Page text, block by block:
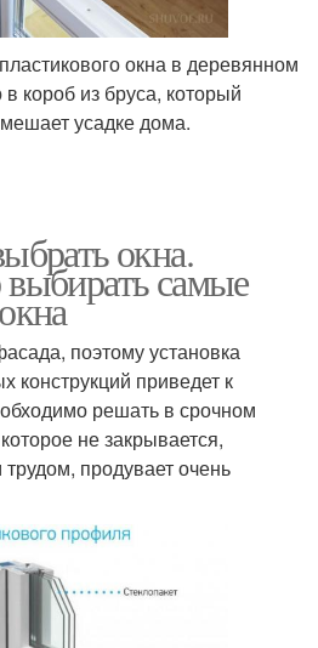
окна в деревянном
короб из бруса, который
усадке дома.
окна.
самые
поэтому установка
конструкций приведет к
решать в срочном
не закрывается,
продувает очень